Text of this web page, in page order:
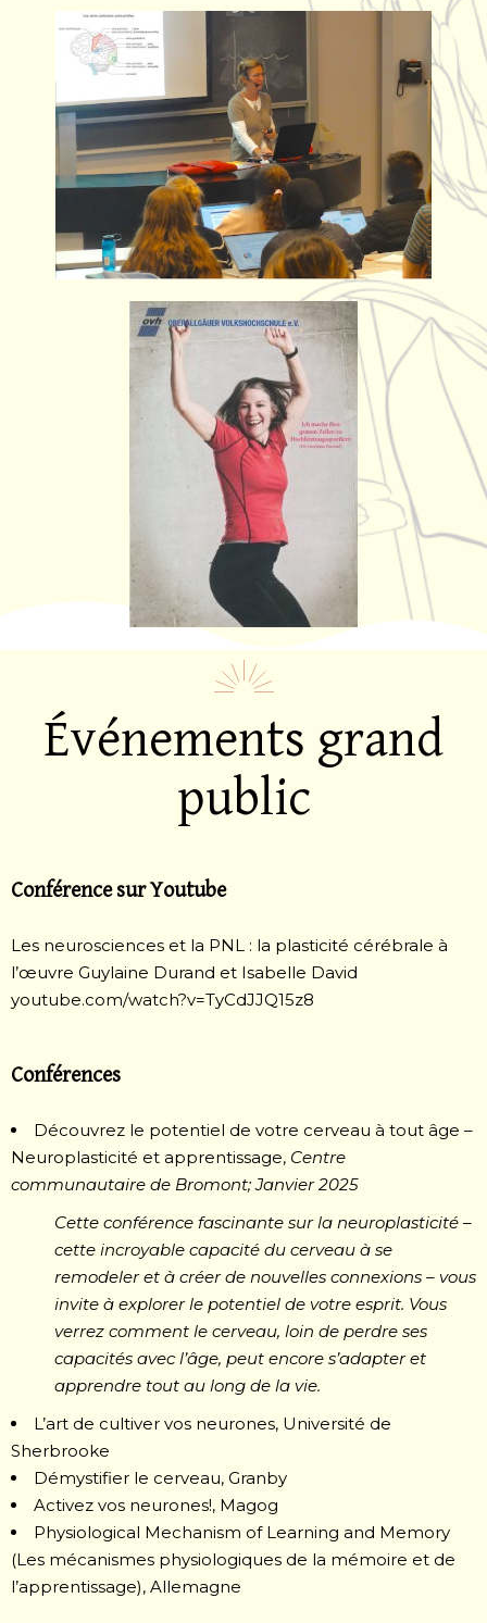
Événements grand
public
Conférence sur Youtube
Les neurosciences et la PNL : la plasticité cérébrale à
l’œuvre Guylaine Durand et Isabelle David
youtube.com/watch?v=TyCdJJQ15z8
Conférences
Découvrez le potentiel de votre cerveau à tout âge –
Neuroplasticité et apprentissage, Centre
communautaire de Bromont; Janvier 2025
Cette conférence fascinante sur la neuroplasticité –
cette incroyable capacité du cerveau à se
remodeler et à créer de nouvelles connexions – vous
invite à explorer le potentiel de votre esprit. Vous
verrez comment le cerveau, loin de perdre ses
capacités avec l’âge, peut encore s’adapter et
apprendre tout au long de la vie.
L’art de cultiver vos neurones, Université de
Sherbrooke
Démystifier le cerveau, Granby
Activez vos neurones!, Magog
Physiological Mechanism of Learning and Memory
(Les mécanismes physiologiques de la mémoire et de
l’apprentissage), Allemagne